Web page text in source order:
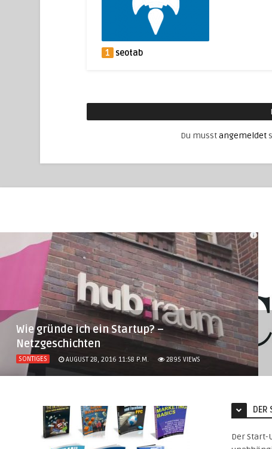
1 seotab
Du musstangemeldet
Wie gründe ich ein Startup? –
Netzgeschichten
SONTIGES AUGUST 28, 2016 11:58 P.M. 2895 VIEWS
DER
Der Start-